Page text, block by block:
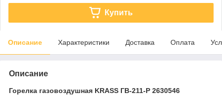
Купить
Описание Характеристики Доставка Оплата
Описание
Горелка газовоздушная KRASS ГВ-211-P 2630546